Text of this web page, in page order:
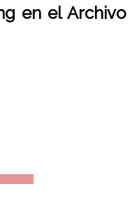
en el Archivo